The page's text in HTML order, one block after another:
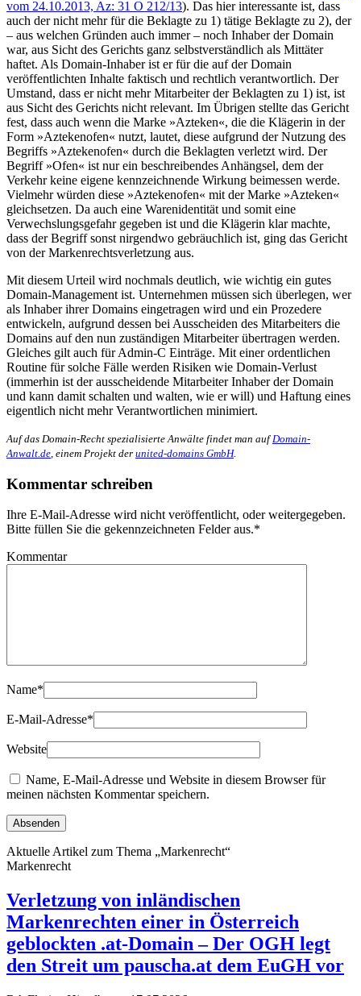
vom 24.10.2013, Az: 31 O 212/13). Das hier interessante ist, dass
auch der nicht mehr für die Beklagte zu 1) tätige Beklagte zu 2), der
– aus welchen Gründen auch immer – noch Inhaber der Domain
war, aus Sicht des Gerichts ganz selbstverständlich als Mittäter
haftet. Als Domain-Inhaber ist er für die auf der Domain
veröffentlichten Inhalte faktisch und rechtlich verantwortlich. Der
Umstand, dass er nicht mehr Mitarbeiter der Beklagten zu 1) ist, ist
aus Sicht des Gerichts nicht relevant. Im Übrigen stellte das Gericht
fest, dass auch wenn die Marke »Azteken«, die die Klägerin in der
Form »Aztekenofen« nutzt, lautet, diese aufgrund der Nutzung des
Begriffs »Aztekenofen« durch die Beklagten verletzt wird. Der
Begriff »Ofen« ist nur ein beschreibendes Anhängsel, dem der
Verkehr keine eigene kennzeichnende Wirkung beimessen werde.
Vielmehr würden diese »Aztekenofen« mit der Marke »Azteken«
gleichsetzen. Da auch eine Warenidentität und somit eine
Verwechslungsgefahr gegeben ist und die Klägerin klar machte,
dass der Begriff sonst nirgendwo gebräuchlich ist, ging das Gericht
von der Markenrechtsverletzung aus.
Mit diesem Urteil wird nochmals deutlich, wie wichtig ein gutes
Domain-Management ist. Unternehmen müssen sich überlegen, wer
als Inhaber ihrer Domains eingetragen wird und ein Prozedere
entwickeln, aufgrund dessen bei Ausscheiden des Mitarbeiters die
Domains auf den nun zuständigen Mitarbeiter übertragen werden.
Gleiches gilt auch für Admin-C Einträge. Mit einer ordentlichen
Routine für solche Fälle werden Risiken wie Domain-Verlust
(immerhin ist der ausscheidende Mitarbeiter Inhaber der Domain
und kann damit schalten und walten, wie er will) und Haftung eines
eigentlich nicht mehr Verantwortlichen minimiert.
Auf das Domain-Recht spezialisierte Anwälte findet man auf Domain-
Anwalt.de , einem Projekt der united-domains GmbH.
Kommentar schreiben
Ihre E-Mail-Adresse wird nicht veröffentlicht, oder weitergegeben.
Bitte füllen Sie die gekennzeichneten Felder aus.*
Kommentar
Name*
E-Mail-Adresse*
Website
Name, E-Mail-Adresse und Website in diesem Browser für
meinen nächsten Kommentar speichern.
Aktuelle Artikel zum Thema „Markenrecht“
Markenrecht
Verletzung von inländischen
Markenrechten einer in Österreich
geblockten .at-Domain – Der OGH legt
den Streit um pauscha.at dem EuGH vor